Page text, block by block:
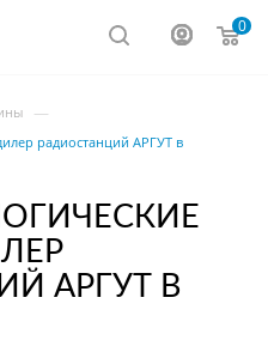
0
—
радиостанций АРГУТ в
АРГУТ В